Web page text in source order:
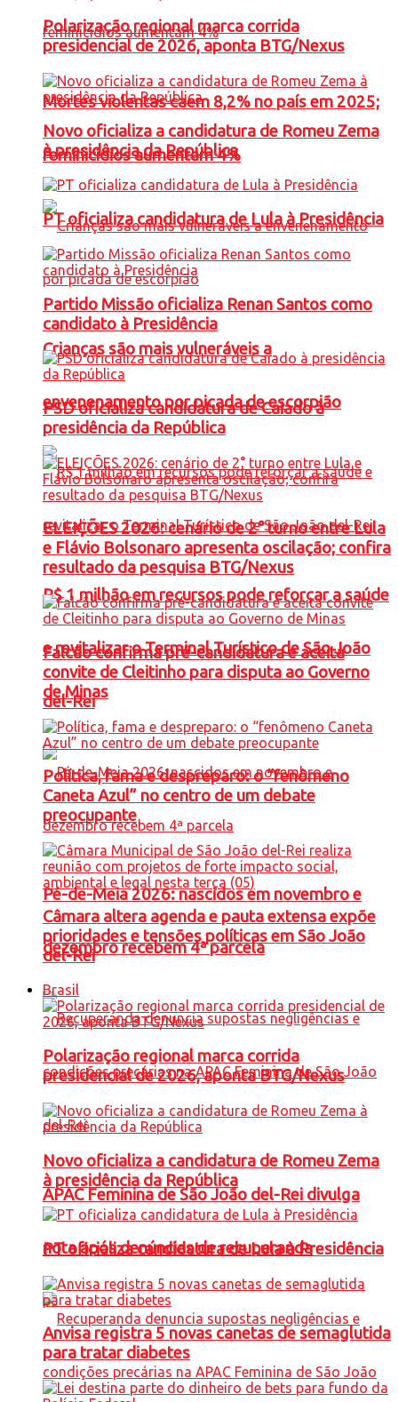
Mortes violentas caem 8,2% no país em 2025;
feminicídios aumentam 4%
Crianças são mais vulneráveis a
envenenamento por picada de escorpião
R$ 1 milhão em recursos pode reforçar a saúde
e revitalizar o Terminal Turístico de São João
del-Rei
Pé-de-Meia 2026: nascidos em novembro e
dezembro recebem 4ª parcela
APAC Feminina de São João del-Rei divulga
nota após denúncias de recuperanda
Polarização regional marca corrida
presidencial de 2026, aponta BTG/Nexus
Novo oficializa a candidatura de Romeu Zema
à presidência da República
PT oficializa candidatura de Lula à Presidência
Partido Missão oficializa Renan Santos como
candidato à Presidência
PSD oficializa candidatura de Caiado à
presidência da República
ELEIÇÕES 2026: cenário de 2° turno entre Lula
e Flávio Bolsonaro apresenta oscilação; confira
resultado da pesquisa BTG/Nexus
Falcão confirma pré-candidatura e aceita
convite de Cleitinho para disputa ao Governo
de Minas
Política, fama e despreparo: o “fenômeno
Caneta Azul” no centro de um debate
preocupante
Câmara altera agenda e pauta extensa expõe
prioridades e tensões políticas em São João
del-Rei
Brasil
Polarização regional marca corrida
presidencial de 2026, aponta BTG/Nexus
Novo oficializa a candidatura de Romeu Zema
à presidência da República
PT oficializa candidatura de Lula à Presidência
Anvisa registra 5 novas canetas de semaglutida
para tratar diabetes